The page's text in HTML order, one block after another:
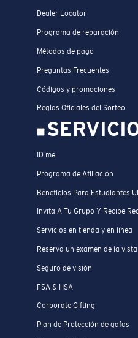
Dealer Locator
Programa de reparación
Métodos de pago
Preguntas Frecuentes
Códigos y promociones
Reglas Oficiales del Sorteo
ID.me
Programa de Afiliación
Beneficios Para Estudiantes
Invita A Tu Grupo Y Recibe
Servicios en tienda y en línea
Reserva un examen de la vista
Seguro de visión
FSA & HSA
Corporate Gifting
Plan de Protección de gafas